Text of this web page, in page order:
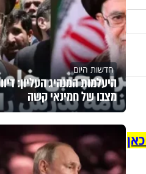
חדשות היום
היעלמות המנהיג העליון:
מצבו של חמינאי קשה